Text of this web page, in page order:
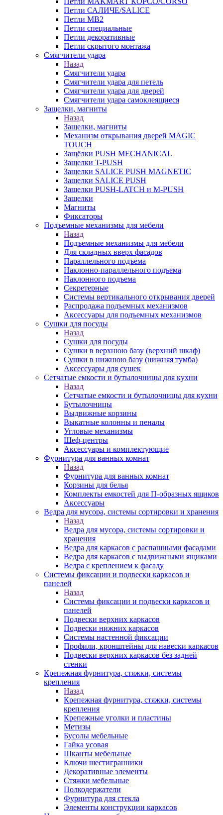
Петли САЛИЧЕ/SALICE
Петли MB2
Петли специальные
Петли декоративные
Петли скрытого монтажа
Смягчители удара
Назад
Смягчители удара
Смягчители удара для петель
Смягчители удара для дверей
Cмягчители удара самоклеящиеся
Защелки, магниты
Назад
Защелки, магниты
Механизм открывания дверей MAGIC
TOUCH
Защёлки PUSH MECHANICAL
Защелки T-PUSH
Защелки SALICE PUSH MAGNETIC
Защелки SALICE PUSH
Защелки PUSH-LATCH и M-PUSH
Защелки
Магниты
Фиксаторы
Подъемные механизмы для мебели
Назад
Подъемные механизмы для мебели
Для складных вверх фасадов
Параллельного подъема
Наклонно-параллельного подъема
Наклонного подъема
Секретерные
Системы вертикального открывания дверей
Распродажа подъемных механизмов
Аксессуары для подъемных механизмов
Сушки для посуды
Назад
Сушки для посуды
Сушки в верхнюю базу (верхний шкаф)
Сушки в нижнюю базу (нижняя тумба)
Аксессуары для сушек
Сетчатые емкости и бутылочницы для кухни
Назад
Сетчатые емкости и бутылочницы для кухни
Бутылочницы
Выдвижные корзины
Выкатные колонны и пеналы
Угловые механизмы
Шеф-центры
Аксессуары и комплектующие
Фурнитура для ванных комнат
Назад
Фурнитура для ванных комнат
Корзины для белья
Комплекты емкостей для П-образных ящиков
Аксессуары
Ведра для мусора, системы сортировки и хранения
Назад
Ведра для мусора, системы сортировки и
хранения
Ведра для каркасов с распашными фасадами
Ведра для каркасов с выдвижными ящиками
Ведра с креплением к фасаду
Системы фиксации и подвески каркасов и
панелей
Назад
Системы фиксации и подвески каркасов и
панелей
Подвески верхних каркасов
Подвески нижних каркасов
Системы настенной фиксации
Профили, кронштейны для навески каркасов
Подвески верхних каркасов без задней
стенки
Крепежная фурнитура, стяжки, системы
крепления
Назад
Крепежная фурнитура, стяжки, системы
крепления
Крепежные уголки и пластины
Метизы
Бусолы мебельные
Гайка усовая
Шканты мебельные
Ключи шестигранники
Декоративные элементы
Стяжки мебельные
Полкодержатели
Фурнитура для стекла
Элементы конструкции каркасов